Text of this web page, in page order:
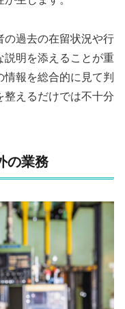
の過去の在留状況や行
説明を添えることが重
報を総合的に見て判
整えるだけでは不十分
の業務